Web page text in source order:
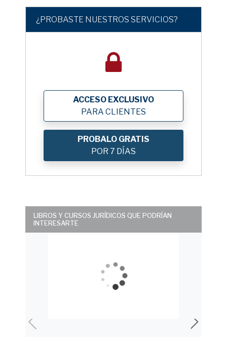
¿PROBASTE NUESTROS SERVICIOS?
ACCESO EXCLUSIVO
PARA CLIENTES
PROBALO GRATIS
POR 7 DÍAS
LIBROS Y CURSOS JURÍDICOS QUE PODRÍAN
INTERESARTE